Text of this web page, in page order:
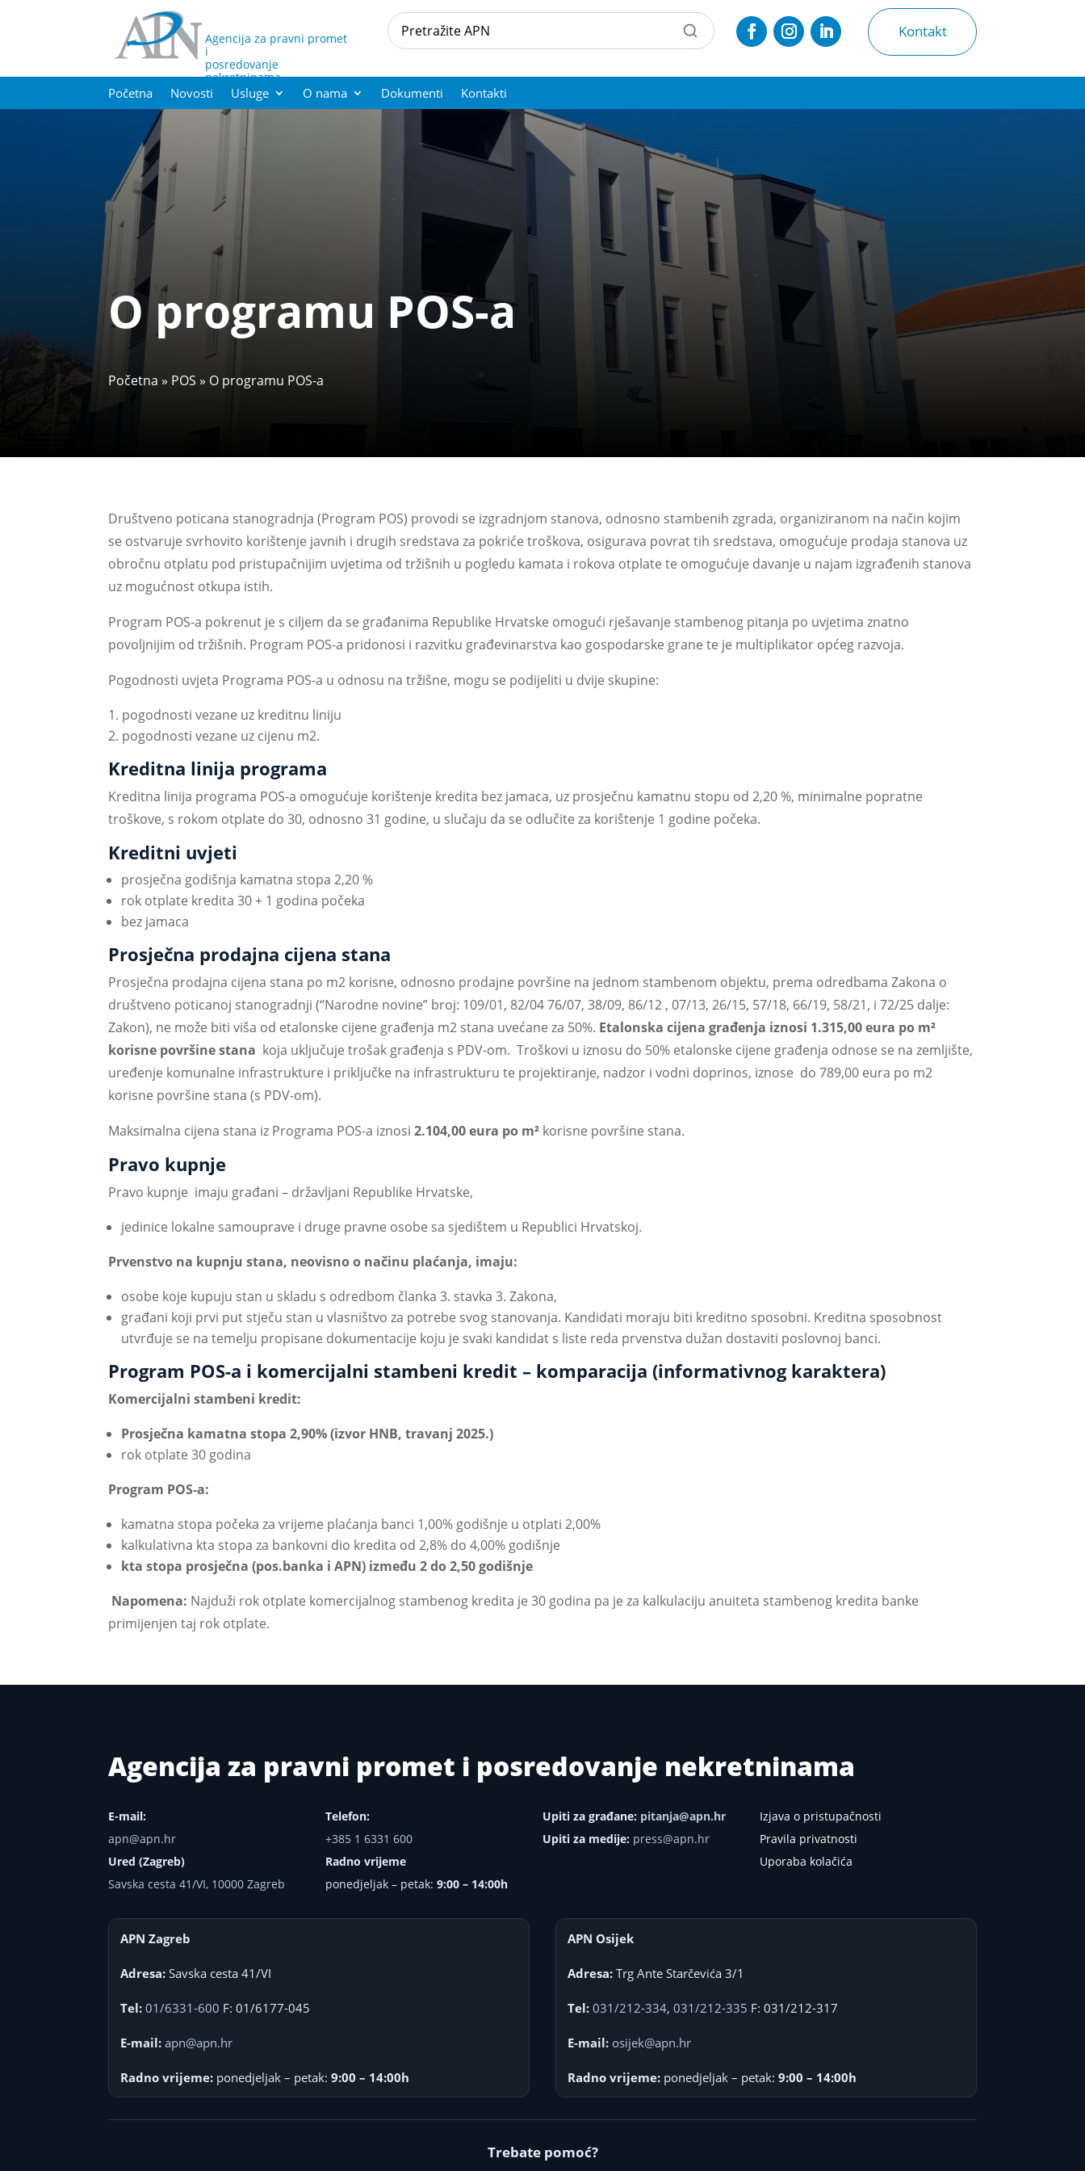
Agencija za pravni promet
i
posredovanje
nekretninama
Kontakt
Početna Novosti Usluge O nama Dokumenti Kontakti
O programu POS-a
Početna » POS » O programu POS-a
Društveno poticana stanogradnja (Program POS) provodi se izgradnjom stanova, odnosno stambenih zgrada, organiziranom na način kojim
se ostvaruje svrhovito korištenje javnih i drugih sredstava za pokriće troškova, osigurava povrat tih sredstava, omogućuje prodaja stanova uz
obročnu otplatu pod pristupačnijim uvjetima od tržišnih u pogledu kamata i rokova otplate te omogućuje davanje u najam izgrađenih stanova
uz mogućnost otkupa istih.
Program POS-a pokrenut je s ciljem da se građanima Republike Hrvatske omogući rješavanje stambenog pitanja po uvjetima znatno
povoljnijim od tržišnih. Program POS-a pridonosi i razvitku građevinarstva kao gospodarske grane te je multiplikator općeg razvoja.
Pogodnosti uvjeta Programa POS-a u odnosu na tržišne, mogu se podijeliti u dvije skupine:
pogodnosti vezane uz kreditnu liniju
pogodnosti vezane uz cijenu m2.
Kreditna linija programa
Kreditna linija programa POS-a omogućuje korištenje kredita bez jamaca, uz prosječnu kamatnu stopu od 2,20 %, minimalne popratne
troškove, s rokom otplate do 30, odnosno 31 godine, u slučaju da se odlučite za korištenje 1 godine počeka.
Kreditni uvjeti
prosječna godišnja kamatna stopa 2,20 %
rok otplate kredita 30 + 1 godina počeka
bez jamaca
Prosječna prodajna cijena stana
Prosječna prodajna cijena stana po m2 korisne, odnosno prodajne površine na jednom stambenom objektu, prema odredbama Zakona o
društveno poticanoj stanogradnji (“Narodne novine” broj: 109/01, 82/04 76/07, 38/09, 86/12 , 07/13, 26/15, 57/18, 66/19, 58/21, i 72/25 dalje:
Zakon), ne može biti viša od etalonske cijene građenja m2 stana uvećane za 50%. Etalonska cijena građenja iznosi 1.315,00 eura po m²
korisne površine stana koja uključuje trošak građenja s PDV-om. Troškovi u iznosu do 50% etalonske cijene građenja odnose se na zemljište,
uređenje komunalne infrastrukture i priključke na infrastrukturu te projektiranje, nadzor i vodni doprinos, iznose do 789,00 eura po m2
korisne površine stana (s PDV-om).
Maksimalna cijena stana iz Programa POS-a iznosi2.104,00 eura po m² korisne površine stana.
Pravo kupnje
Pravo kupnje imaju građani – državljani Republike Hrvatske,
jedinice lokalne samouprave i druge pravne osobe sa sjedištem u Republici Hrvatskoj.
Prvenstvo na kupnju stana, neovisno o načinu plaćanja, imaju:
osobe koje kupuju stan u skladu s odredbom članka 3. stavka 3. Zakona,
građani koji prvi put stječu stan u vlasništvo za potrebe svog stanovanja. Kandidati moraju biti kreditno sposobni. Kreditna sposobnost
utvrđuje se na temelju propisane dokumentacije koju je svaki kandidat s liste reda prvenstva dužan dostaviti poslovnoj banci.
Program POS-a i komercijalni stambeni kredit – komparacija (informativnog karaktera)
Komercijalni stambeni kredit:
Prosječna kamatna stopa 2,90% (izvor HNB, travanj 2025.)
rok otplate 30 godina
Program POS-a:
kamatna stopa počeka za vrijeme plaćanja banci 1,00% godišnje u otplati 2,00%
kalkulativna kta stopa za bankovni dio kredita od 2,8% do 4,00% godišnje
kta stopa prosječna (pos.banka i APN) između 2 do 2,50 godišnje
Napomena: Najduži rok otplate komercijalnog stambenog kredita je 30 godina pa je za kalkulaciju anuiteta stambenog kredita banke
primijenjen taj rok otplate.
Agencija za pravni promet i posredovanje nekretninama
E-mail:
apn@apn.hr
Ured (Zagreb)
Savska cesta 41/VI, 10000 Zagreb
Telefon:
+385 1 6331 600
Radno vrijeme
ponedjeljak – petak:9:00 – 14:00h
Upiti za građane: pitanja@apn.hr
Upiti za medije: press@apn.hr
Izjava o pristupačnosti
Pravila privatnosti
Uporaba kolačića
APN Zagreb
Adresa: Savska cesta 41/VI
Tel: 01/6331-600 F: 01/6177-045
E-mail: apn@apn.hr
Radno vrijeme: ponedjeljak – petak:9:00 – 14:00h
APN Osijek
Adresa: Trg Ante Starčevića 3/1
Tel: 031/212-334,031/212-335 F: 031/212-317
E-mail: osijek@apn.hr
Radno vrijeme: ponedjeljak – petak:9:00 – 14:00h
Trebate pomoć?